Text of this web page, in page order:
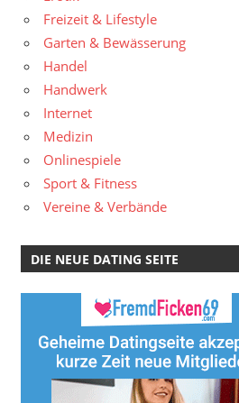
Freizeit & Lifestyle
Garten & Bewässerung
Handel
Handwerk
Internet
Medizin
Onlinespiele
Sport & Fitness
Vereine & Verbände
DIE NEUE DATING SEITE